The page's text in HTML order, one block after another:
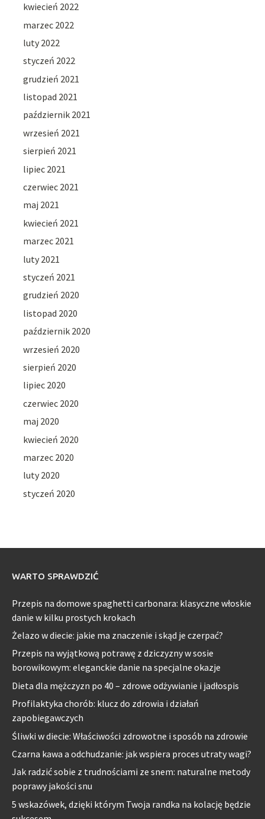
kwiecień 2022
marzec 2022
luty 2022
styczeń 2022
grudzień 2021
listopad 2021
październik 2021
wrzesień 2021
sierpień 2021
lipiec 2021
czerwiec 2021
maj 2021
kwiecień 2021
marzec 2021
luty 2021
styczeń 2021
grudzień 2020
listopad 2020
październik 2020
wrzesień 2020
sierpień 2020
lipiec 2020
czerwiec 2020
maj 2020
kwiecień 2020
marzec 2020
luty 2020
styczeń 2020
WARTO SPRAWDZIĆ
Przepis na domowe spaghetti carbonara: klasyczne włoskie
danie w kilku prostych krokach
Żelazo w diecie: jakie ma znaczenie i skąd je czerpać?
Przepis na wyjątkową potrawę z dziczyzny w sosie
borowikowym: eleganckie danie na specjalne okazje
Dieta dla mężczyzn po 40 – zdrowe odżywianie i jadłospis
Profilaktyka chorób: klucz do zdrowia i działań
zapobiegawczych
Śliwki w diecie: Właściwości zdrowotne i sposób na zdrowie
Czarna kawa a odchudzanie: jak wspiera proces utraty wagi?
Jak radzić sobie z trudnościami ze snem: naturalne metody
poprawy jakości snu
5 wskazówek, dzięki którym Twoja randka na kolację będzie